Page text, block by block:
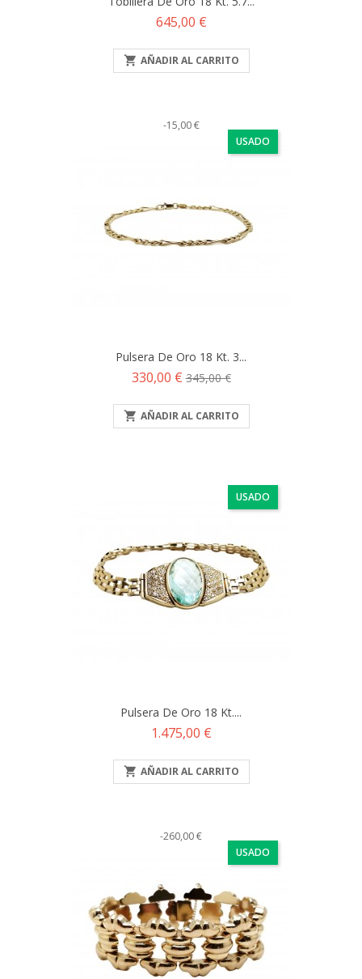
Precio
645,00 €
 AÑADIR AL CARRITO
USADO
-15,00 €
Pulsera De Oro 18 Kt. 3...
Precio
330,00 €Precio
345,00 €
 AÑADIR AL CARRITO
USADO
Pulsera De Oro 18 Kt....
Precio
1.475,00 €
 AÑADIR AL CARRITO
USADO
-260,00 €